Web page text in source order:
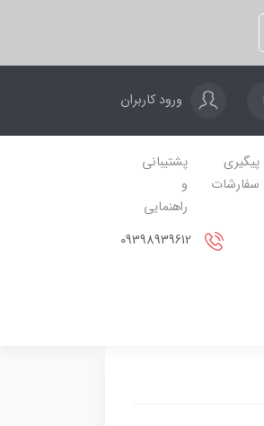
ورود کاربران
پیگیری
سفارشات
پشتیبانی
و
راهنمایی